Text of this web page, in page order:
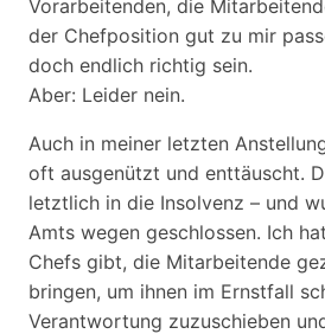
Vorarbeitenden, die
der Chefposition gut zu mir
doch endlich richtig sein.
Aber: Leider nein.
Auch in meiner letzten
oft ausgenützt und enttäuscht.
letztlich in die Insolvenz – und
Amts wegen geschlossen. Ich
Chefs gibt, die Mitarbeitende
bringen, um ihnen im Ernstfall
Verantwortung zuzuschieben